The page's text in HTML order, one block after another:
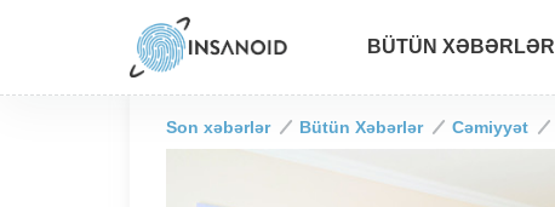
BÜTÜN XƏBƏRLƏR
Son xəbərlər Bütün Xəbərlər Cəmiyyət